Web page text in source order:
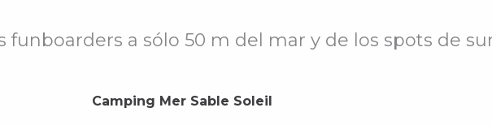
funboarders a sólo 50 m del mar y de los spots de
Camping Mer Sable Soleil